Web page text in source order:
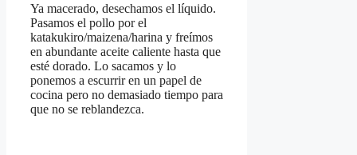
Ya macerado, desechamos el líquido.
Pasamos el pollo por el
katakukiro/maizena/harina y freímos
en abundante aceite caliente hasta que
esté dorado. Lo sacamos y lo
ponemos a escurrir en un papel de
cocina pero no demasiado tiempo para
que no se reblandezca.